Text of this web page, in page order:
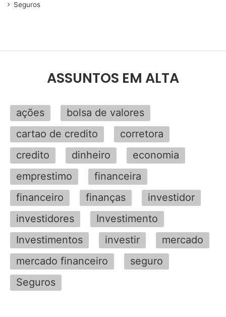
Seguros
ASSUNTOS EM ALTA
ações
bolsa de valores
cartao de credito
corretora
credito
dinheiro
economia
emprestimo
financeira
financeiro
finanças
investidor
investidores
Investimento
Investimentos
investir
mercado
mercado financeiro
seguro
Seguros